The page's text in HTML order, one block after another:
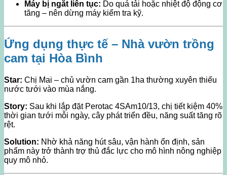
Máy bị ngắt liên tục: Do quá tải hoặc nhiệt độ động cơ
tăng – nên dừng máy kiểm tra kỹ.
Ứng dụng thực tế – Nhà vườn trồng
cam tại Hòa Bình
Star: Chị Mai – chủ vườn cam gần 1ha thường xuyên thiếu
nước tưới vào mùa nắng.
Story: Sau khi lắp đặt Perotac 4SAm10/13, chị tiết kiệm 40%
thời gian tưới mỗi ngày, cây phát triển đều, năng suất tăng rõ
rệt.
Solution: Nhờ khả năng hút sâu, vận hành ổn định, sản
phẩm này trở thành trợ thủ đắc lực cho mô hình nông nghiệp
quy mô nhỏ.